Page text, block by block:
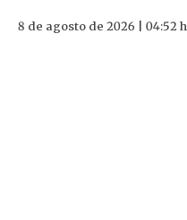
8 de agosto de 2026 | 04:52 h